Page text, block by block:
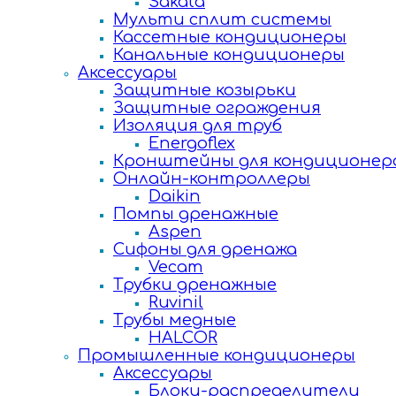
Мульти сплит системы
Кассетные кондиционеры
Канальные кондиционеры
Аксессуары
Защитные козырьки
Защитные ограждения
Изоляция для труб
Energoflex
Кронштейны для
Онлайн-контроллеры
Daikin
Помпы дренажные
Aspen
Сифоны для дренажа
Vecam
Трубки дренажные
Ruvinil
Трубы медные
HALCOR
Промышленные кондиционеры
Аксессуары
Блоки-распределители